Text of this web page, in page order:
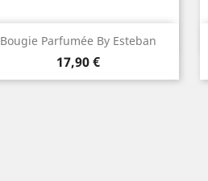
Bougie Parfumée By Esteban
Prix
17,90 €
Aperçu rapide